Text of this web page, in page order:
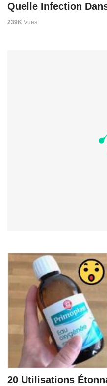
Quelle Infection
239K Vues
20 Utilisations